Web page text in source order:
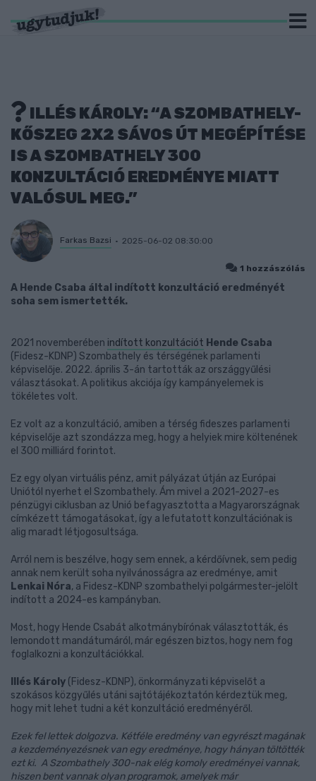
ILLÉS KÁROLY: “A SZOMBATHELY-
KŐSZEG 2X2 SÁVOS ÚT MEGÉPÍTÉSE
IS A SZOMBATHELY 300
KONZULTÁCIÓ EREDMÉNYE MIATT
VALÓSUL MEG.”
Farkas Bazsi 2025-06-02 08:30:00
1 hozzászólás
A Hende Csaba által indított konzultáció eredményét
soha sem ismertették.
2021 novemberében indított konzultációt Hende Csaba
(Fidesz-KDNP) Szombathely és térségének parlamenti
képviselője. 2022. április 3-án tartották az országgyűlési
választásokat. A politikus akciója így kampányelemek is
tökéletes volt.
Ez volt az a konzultáció, amiben a térség fideszes parlamenti
képviselője azt szondázza meg, hogy a helyiek mire költenének
el 300 milliárd forintot.
Ez egy olyan virtuális pénz, amit pályázat útján az Európai
Uniótól nyerhet el Szombathely. Ám mivel a 2021-2027-es
pénzügyi ciklusban az Unió befagyasztotta a Magyarországnak
címkézett támogatásokat, így a lefutatott konzultációnak is
alig maradt létjogosultsága.
Arról nem is beszélve, hogy sem ennek, a kérdőívnek, sem pedig
annak nem került soha nyilvánosságra az eredménye, amit
Lenkai Nóra, a Fidesz-KDNP szombathelyi polgármester-jelölt
indított a 2024-es kampányban.
Most, hogy Hende Csabát alkotmánybírónak választották, és
lemondott mandátumáról, már egészen biztos, hogy nem fog
foglalkozni a konzultációkkal.
Illés Károly (Fidesz-KDNP), önkormányzati képviselőt a
szokásos közgyűlés utáni sajtótájékoztatón kérdeztük meg,
hogy mit lehet tudni a két konzultáció eredményéről.
Ezek fel lettek dolgozva. Kétféle eredmény van egyrészt magának
a kezdeményezésnek van egy eredménye, hogy hányan töltötték
ezt ki. A Szombathely 300-nak elég komoly eredményei vannak,
hiszen bent vannak olyan programok, amelyek már